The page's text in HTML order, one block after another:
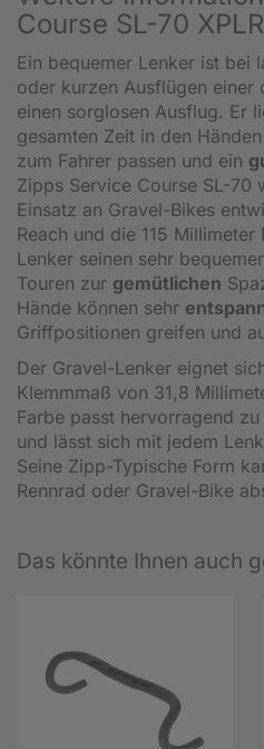
Course SL-70
Ein bequemer Lenker ist bei
oder kurzen Ausflügen
einen sorglosen Ausflug. Er
gesamten Zeit in den
zum Fahrer passen und ein
Zipps Service Course SL-70
Einsatz an Gravel-Bikes
Reach und die 115
Lenker seinen sehr
Touren zur gemütlichen
Hände können sehr
Griffpositionen greifen und
Der Gravel-Lenker eignet
Klemmmaß von 31,8
Farbe passt hervorragend
und lässt sich mit jedem
Seine Zipp-Typische Form
Rennrad oder Gravel-Bike
Das könnte Ihnen auch